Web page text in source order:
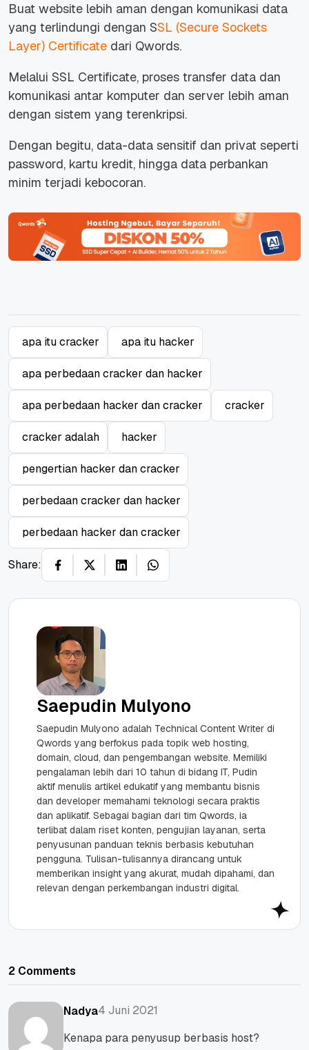
Buat website lebih aman dengan komunikasi data
yang terlindungi dengan SSL (Secure Sockets
Layer) Certificate dari Qwords.
Melalui SSL Certificate, proses transfer data dan
komunikasi antar komputer dan server lebih aman
dengan sistem yang terenkripsi.
Dengan begitu, data-data sensitif dan privat seperti
password, kartu kredit, hingga data perbankan
minim terjadi kebocoran.
apa itu cracker apa itu hacker
apa perbedaan cracker dan hacker
apa perbedaan hacker dan cracker cracker
cracker adalah hacker
pengertian hacker dan cracker
perbedaan cracker dan hacker
perbedaan hacker dan cracker
Share:
Saepudin Mulyono
Saepudin Mulyono adalah Technical Content Writer di
Qwords yang berfokus pada topik web hosting,
domain, cloud, dan pengembangan website. Memiliki
pengalaman lebih dari 10 tahun di bidang IT, Pudin
aktif menulis artikel edukatif yang membantu bisnis
dan developer memahami teknologi secara praktis
dan aplikatif. Sebagai bagian dari tim Qwords, ia
terlibat dalam riset konten, pengujian layanan, serta
penyusunan panduan teknis berbasis kebutuhan
pengguna. Tulisan-tulisannya dirancang untuk
memberikan insight yang akurat, mudah dipahami, dan
relevan dengan perkembangan industri digital.
2 Comments
Nadya4 Juni 2021
Kenapa para penyusup berbasis host?